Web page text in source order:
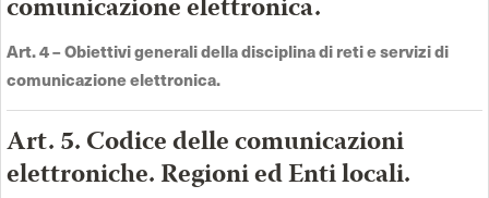
comunicazione elettronica.
Art. 4 –Obiettivi generali della disciplina di reti e servizi di
comunicazione elettronica.
Art. 5. Codice delle comunicazioni
elettroniche. Regioni ed Enti locali.